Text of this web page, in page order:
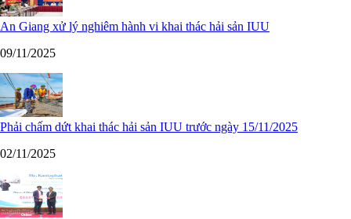
An Giang xử lý nghiêm hành vi khai thác hải sản IUU
09/11/2025
Phải chấm dứt khai thác hải sản IUU trước ngày 15/11/2025
02/11/2025